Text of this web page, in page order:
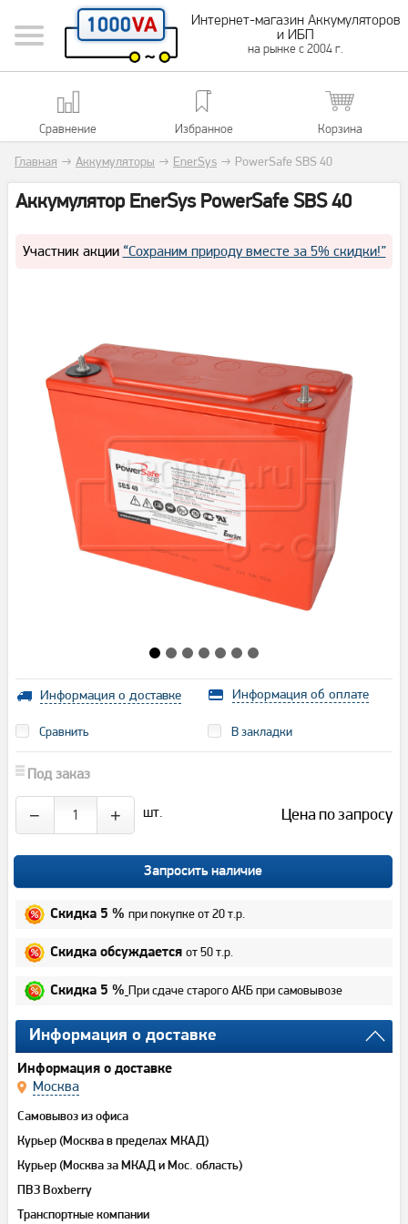
Интернет-магазин Аккумуляторов
и ИБП
на рынке с 2004 г.
Сравнение Избранное Корзина
Главная → Аккумуляторы → EnerSys → PowerSafe SBS 40
Аккумулятор EnerSys PowerSafe SBS 40
Участник акции “Сохраним природу вместе за 5% скидки!”
Информация о доставке Информация об оплате
Сравнить В закладки
Под заказ
− + шт. Цена по запросу
Запросить наличие
Скидка 5 % при покупке от 20 т.р.
Скидка обсуждается от 50 т.р.
Скидка 5 % При сдаче старого АКБ при самовывозе
Информация о доставке
Информация о доставке
Москва
Самовывоз из офиса
Курьер (Москва в пределах МКАД)
Курьер (Москва за МКАД и Мос. область)
ПВЗ Boxberry
Транспортные компании